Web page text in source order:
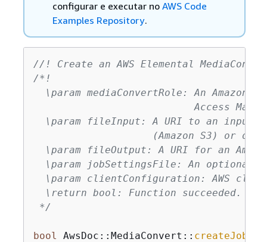
configurar e executar no AWS Code
Examples Repository.
//! Create an AWS Elemental
/*!
\param mediaConvertRole: An Amazon
Access
\param fileInput: A URI to an input
(Amazon S3) or on
\param fileOutput: A URI for an
\param jobSettingsFile: An optional
\param clientConfiguration: AWS
  \return bool: Function succeeded.
*/
bool AwsDoc::MediaConvert:: createJob